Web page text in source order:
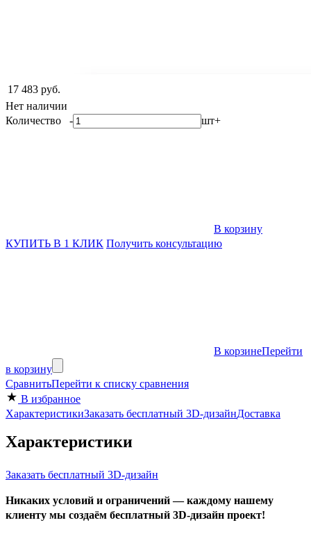
17 483 руб.
Нет наличии
Количество - шт+
В корзину
КУПИТЬ В 1 КЛИК Получить консультацию
В корзинеПерейти
в корзину
СравнитьПерейти к списку сравнения
В избранное
ХарактеристикиЗаказать бесплатный 3D-дизайнДоставка
Характеристики
Заказать бесплатный 3D-дизайн
Никаких условий и ограничений — каждому нашему
клиенту мы создаём бесплатный 3D-дизайн проект!